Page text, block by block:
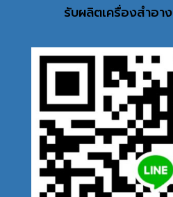
รับผลิตเครื่องสำอาง